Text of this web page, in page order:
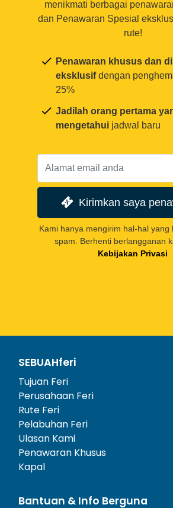
menikmati berbagai
dan Penawaran Spesial
rute!
Penawaran khusus dan
eksklusifdengan
25%
Jadilah orang pertama
mengetahui jadwal baru
Kirimkan saya
Kami hanya mengirim hal-hal yang
spam. Berhenti berlangganan
Kebijakan Privasi
SEBUAHferi
Tujuan Feri
Perusahaan Feri
Rute Feri
Pelabuhan Feri
Ulasan Kami
Penawaran Khusus
Kapal
Bantuan & Info Berguna